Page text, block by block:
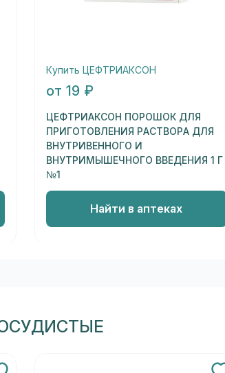
Купить ЦЕФТРИАКСОН
от 19 ₽
ЦЕФТРИАКСОН ПОРОШОК ДЛЯ
ПРИГОТОВЛЕНИЯ РАСТВОРА ДЛЯ
ВНУТРИВЕННОГО И
ВНУТРИМЫШЕЧНОГО ВВЕДЕНИЯ 1 Г
№1
Найти в аптеках